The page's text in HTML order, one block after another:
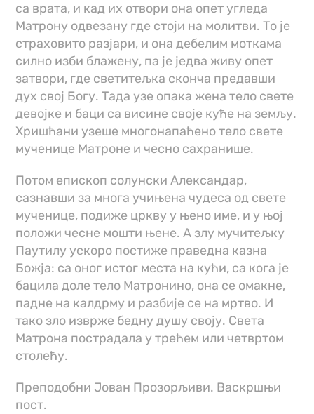
са врата, и кад их отвори она опет угледа
Матрону одвезану где стоји на молитви. То је
страховито разјари, и она дебелим моткама
силно изби блажену, па је једва живу опет
затвори, где светитељка сконча предавши
дух свој Богу. Тада узе опака жена тело свете
девојке и баци са висине своје куће на земљу.
Хришћани узеше многонапаћено тело свете
мученице Матроне и чесно сахранише.
Потом епископ солунски Александар,
сазнавши за многа учињена чудеса од свете
мученице, подиже цркву у њено име, и у њој
положи чесне мошти њене. А злу мучитељку
Паутилу ускоро постиже праведна казна
Божја: са оног истог места на кући, са кога је
бацила доле тело Матронино, она се омакне,
падне на калдрму и разбије се на мртво. И
тако зло изврже бедну душу своју. Света
Матрона пострадала у трећем или четвртом
столећу.
Преподобни Јован Прозорљиви. Васкршњи
пост.